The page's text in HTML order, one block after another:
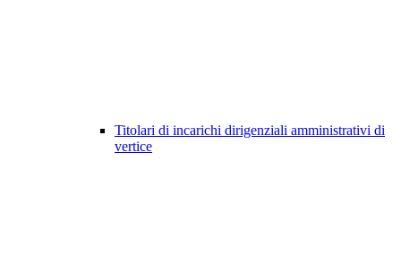
Titolari di incarichi dirigenziali amministrativi di
vertice